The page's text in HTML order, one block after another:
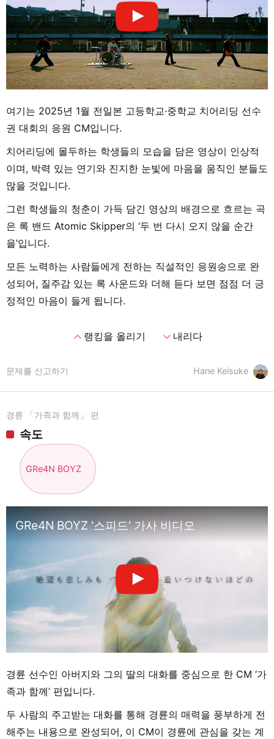
여기는 2025년 1월 전일본 고등학교·중학교 치어리딩 선수
권 대회의 응원 CM입니다.
치어리딩에 몰두하는 학생들의 모습을 담은 영상이 인상적
이며, 박력 있는 연기와 진지한 눈빛에 마음을 움직인 분들도
많을 것입니다.
그런 학생들의 청춘이 가득 담긴 영상의 배경으로 흐르는 곡
은 록 밴드 Atomic Skipper의 ‘두 번 다시 오지 않을 순간
을’입니다.
모든 노력하는 사람들에게 전하는 직설적인 응원송으로 완
성되어, 질주감 있는 록 사운드와 더해 듣다 보면 점점 더 긍
정적인 마음이 들게 됩니다.
expand_less랭킹을 올리기 expand_more내리다
Hane Keisuke
문제를 신고하기
경륜 「가족과 함께」 편
속도
GRe4N BOYZ
GRe4N BOYZ '스피드' 가사 비디오
경륜 선수인 아버지와 그의 딸의 대화를 중심으로 한 CM ‘가
족과 함께’ 편입니다.
두 사람의 주고받는 대화를 통해 경륜의 매력을 풍부하게 전
해주는 내용으로 완성되어, 이 CM이 경륜에 관심을 갖는 계